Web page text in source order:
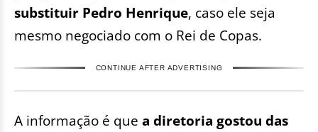
substituir Pedro Henrique, caso ele seja
mesmo negociado com o Rei de Copas.
CONTINUE AFTER ADVERTISING
A informação é que a diretoria gostou das